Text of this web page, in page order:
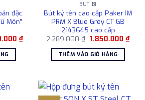
đặc
Môn”
₫.
₫Giá
hiện
9.800.000 ₫.
BÚT BI
Bút ký tên cao cấp Paker IM
PRM X Blue Grey CT GB
2143645 cao cấp
2.289.000₫ Giá
là:
2.289.000 ₫.
1.850.000 ₫Giá
hiện
THÊM VÀO GIỎ HÀNG